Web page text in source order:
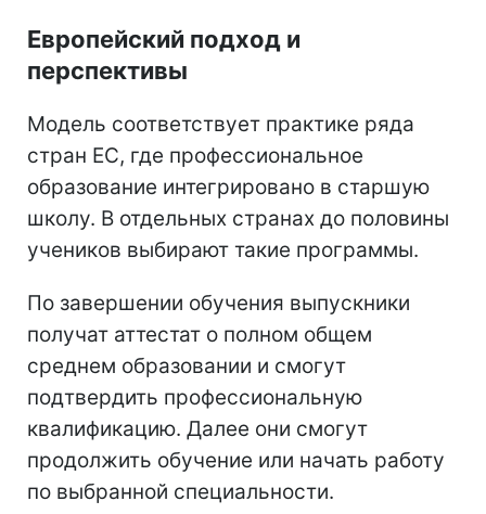
Европейский подход и
перспективы
Модель соответствует практике ряда
стран ЕС, где профессиональное
образование интегрировано в старшую
школу. В отдельных странах до половины
учеников выбирают такие программы.
По завершении обучения выпускники
получат аттестат о полном общем
среднем образовании и смогут
подтвердить профессиональную
квалификацию. Далее они смогут
продолжить обучение или начать работу
по выбранной специальности.